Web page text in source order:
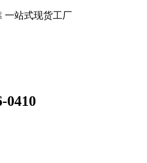
一站式现货工厂
0410